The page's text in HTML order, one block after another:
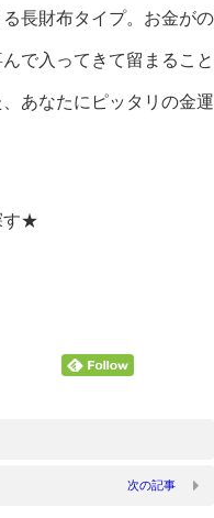
長財布タイプ。お金がの
で入ってきて留まること
あなたにピッタリの金運
す★
次の記事